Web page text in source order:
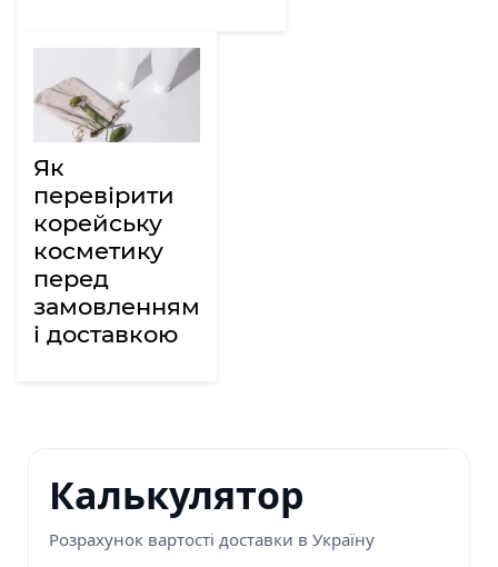
Як
перевірити
корейську
косметику
перед
замовленням
і доставкою
Калькулятор
Розрахунок вартості доставки в Україну